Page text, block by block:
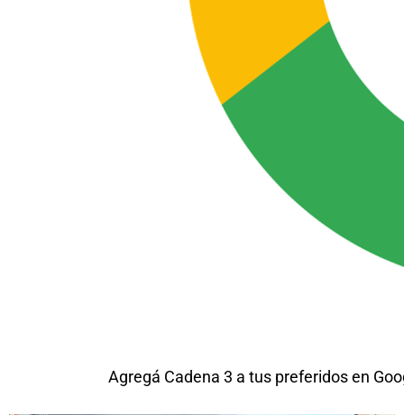
Agregá Cadena 3 a tus preferidos en